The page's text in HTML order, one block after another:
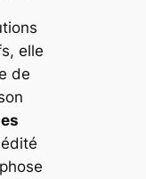
elle
de